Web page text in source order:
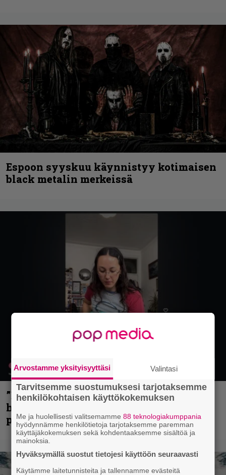
Espoon syyskuu käynnistyy kotimaisen
black metalin merkeissä
”Mitalini näyttää ihan plektralta” –
huippu-uimari jamittelee Megadethiä
palkinnollaan
Arvostamme yksityisyyttäsi Valintasi
Tarvitsemme suostumuksesi tarjotaksemme
henkilökohtaisen käyttökokemuksen
Me ja huolellisesti valitsemamme88 teknologiakumppania
hyödynnämme henkilötietoja tarjotaksemme paremman
käyttäjäkokemuksen sekä kohdentaaksemme sisältöä ja
mainoksia.
Hyväksymällä suostut tietojesi käyttöön seuraavasti
Käytämme laitetunnisteita ja tallennamme evästeitä